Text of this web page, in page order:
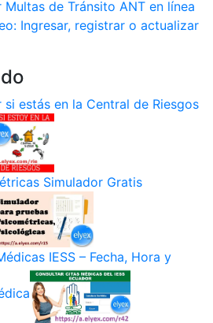
de Tránsito ANT en línea
Ingresar, registrar o actualizar
estás en la Central de Riesgos
Simulador Gratis
IESS – Fecha, Hora y